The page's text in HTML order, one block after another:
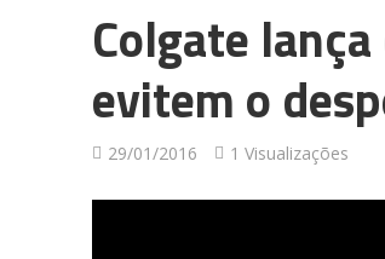
Colgate
evitem o
29/01/2016 1 Visualizações